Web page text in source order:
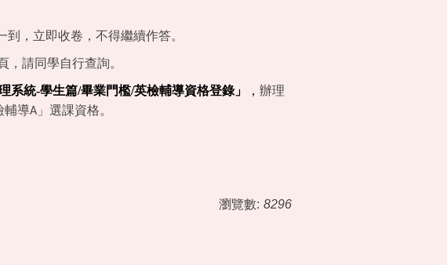
到，立即收卷，不得繼續作答。
請同學自行查詢。
系統-學生篇/畢業門檻/英檢輔導資格登錄」 ， 辦理
導A」選課資格。
瀏覽數: 8296